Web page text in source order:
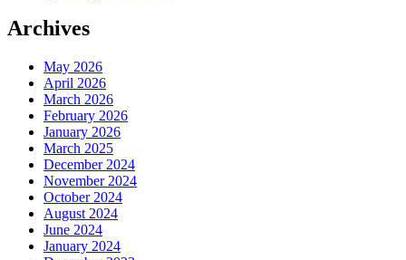
Archives
May 2026
April 2026
March 2026
February 2026
January 2026
March 2025
December 2024
November 2024
October 2024
August 2024
June 2024
January 2024